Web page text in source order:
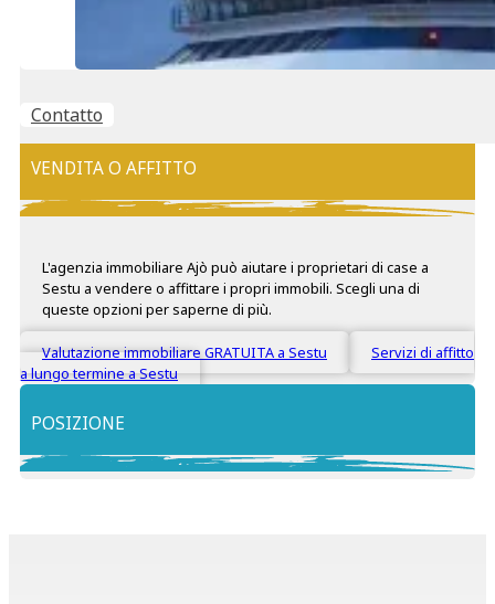
Contatto
VENDITA O AFFITTO
L'agenzia immobiliare Ajò può aiutare i proprietari di case a
Sestu a vendere o affittare i propri immobili. Scegli una di
queste opzioni per saperne di più.
Valutazione immobiliare GRATUITA a Sestu
Servizi di affitto
a lungo termine a Sestu
POSIZIONE